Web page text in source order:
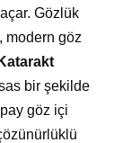
Gözlük
modern göz
Katarakt
bir şekilde
göz içi